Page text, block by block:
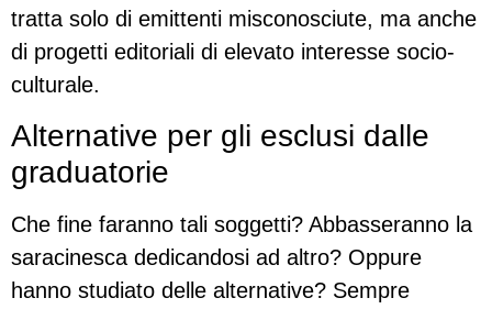
tratta solo di emittenti misconosciute, ma anche
di progetti editoriali di elevato interesse socio-
culturale.
Alternative per gli esclusi dalle
graduatorie
Che fine faranno tali soggetti? Abbasseranno la
saracinesca dedicandosi ad altro? Oppure
hanno studiato delle alternative? Sempre